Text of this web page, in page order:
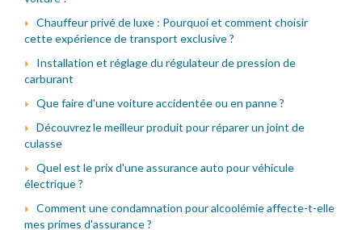
Chauffeur privé de luxe : Pourquoi et comment choisir
cette expérience de transport exclusive ?
Installation et réglage du régulateur de pression de
carburant
Que faire d'une voiture accidentée ou en panne ?
Découvrez le meilleur produit pour réparer un joint de
culasse
Quel est le prix d'une assurance auto pour véhicule
électrique ?
Comment une condamnation pour alcoolémie affecte-t-elle
mes primes d'assurance ?